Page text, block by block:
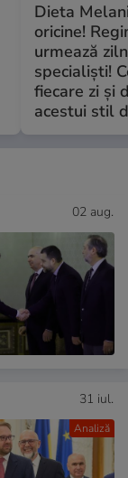
Dieta
oricine!
urmează
specialiști!
fiecare zi și
acestui stil
02 aug.
Analiză
31 iul.